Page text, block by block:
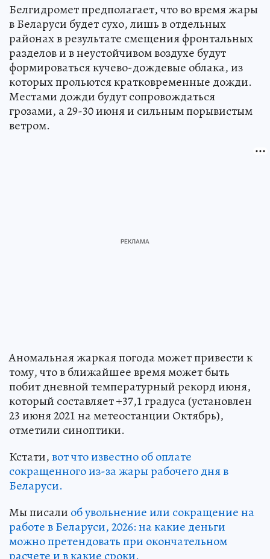
Белгидромет предполагает, что во время жары
в Беларуси будет сухо, лишь в отдельных
районах в результате смещения фронтальных
разделов и в неустойчивом воздухе будут
формироваться кучево-дождевые облака, из
которых прольются кратковременные дожди.
Местами дожди будут сопровождаться
грозами, а 29-30 июня и сильным порывистым
ветром.
Аномальная жаркая погода может привести к
тому, что в ближайшее время может быть
побит дневной температурный рекорд июня,
который составляет +37,1 градуса (установлен
23 июня 2021 на метеостанции Октябрь),
отметили синоптики.
Кстати,вот что известно об оплате
сокращенного из-за жары рабочего дня в
Беларуси.
Мы писали об увольнение или сокращение на
работе в Беларуси, 2026: на какие деньги
можно претендовать при окончательном
расчете и в какие сроки.